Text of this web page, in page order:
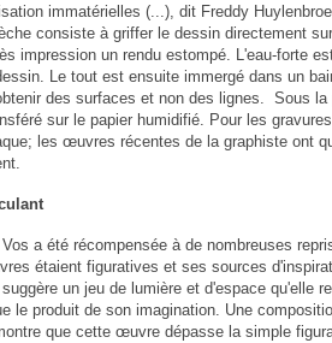
immatérielles (...), dit Freddy
consiste à griffer le dessin directement
impression un rendu estompé. L'eau-forte
Le tout est ensuite immergé dans un
des surfaces et non des lignes. Sous
sur le papier humidifié. Pour les
les œuvres récentes de la graphiste ont
a été récompensée à de nombreuses
étaient figuratives et ses sources
un jeu de lumière et d'espace qu'elle
le produit de son imagination. Une
que cette œuvre dépasse la simple